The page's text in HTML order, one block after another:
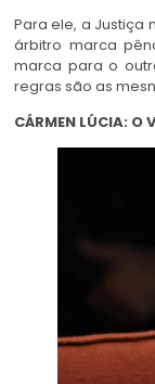
Para ele, a Justiça
árbitro marca
marca para o
regras são as
CÁRMEN LÚCIA: O